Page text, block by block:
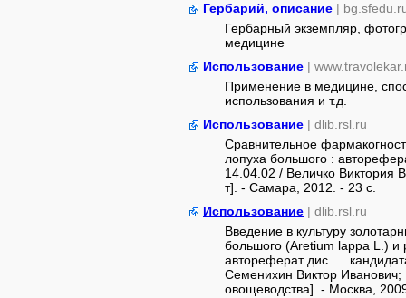
Гербарий, описание |
Гербарный экземпляр,
медицине
Использование |
Применение в медицине,
использования и т.д.
Использование | dlib.rsl.ru
Сравнительное
лопуха большого :
14.04.02 / Величко
т]. - Самара, 2012. - 23 с.
Использование | dlib.rsl.ru
Введение в культуру
большого (Aretium lappa L.) и
автореферат дис. ...
Семенихин Виктор
овощеводства]. - Москва,